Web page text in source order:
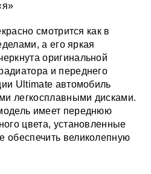
смотрится как в
а его яркая
оригинальной
и переднего
Ultimate автомобиль
легкосплавными дисками.
имеет переднюю
цвета, установленные
обеспечить великолепную